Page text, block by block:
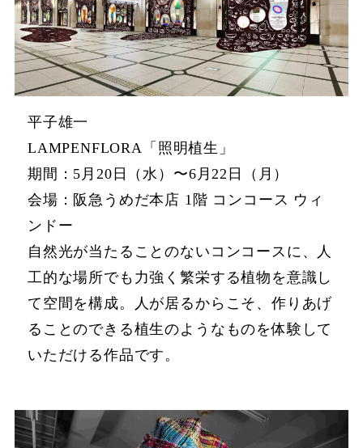
平子雄一
LAMPENFLORA「照明植生」
期間：5月20日（水）〜6月22日（月）
会場：阪急うめだ本店 1階 コンコース ウィ
ンドー
自然光が当たることのないコンコースに、人
工的な場所でも力強く繁栄する植物を意識し
て空間を構成。人が居るからこそ、作りあげ
ることのできる植生のようなものを体験して
いただける作品です。